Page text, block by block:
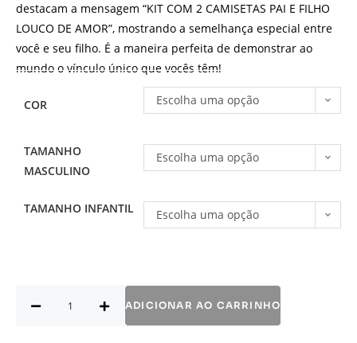
destacam a mensagem “KIT COM 2 CAMISETAS PAI E FILHO
LOUCO DE AMOR”, mostrando a semelhança especial entre
você e seu filho. É a maneira perfeita de demonstrar ao
mundo o vínculo único que vocês têm!
COR Escolha uma opção
TAMANHO
MASCULINO
Escolha uma opção
TAMANHO INFANTIL Escolha uma opção
ADICIONAR AO CARRINHO